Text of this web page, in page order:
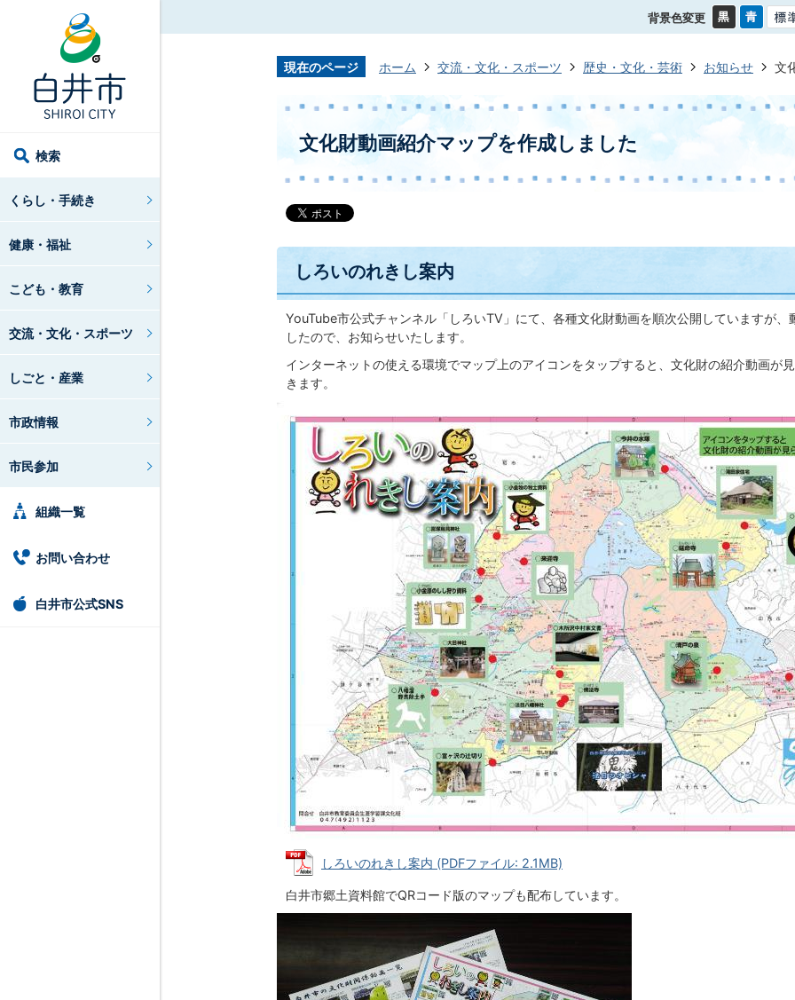
検索
くらし・手続き
健康・福祉
こども・教育
交流・文化・スポーツ
しごと・産業
市政情報
市民参加
組織一覧
お問い合わせ
白井市公式SNS
背景色変更
現在のページ ホーム 交流・文化・スポーツ 歴史・文化・芸術 お知らせ 文
文化財動画紹介マップを作成しました
しろいのれきし案内
YouTube市公式チャンネル「しろいTV」にて、各種文化財動画を順次公開していますが
したので、お知らせいたします。
インターネットの使える環境でマップ上のアイコンをタップすると、文化財の紹介動画が
きます。
しろいのれきし案内 (PDFファイル: 2.1MB)
白井市郷土資料館でQRコード版のマップも配布しています。